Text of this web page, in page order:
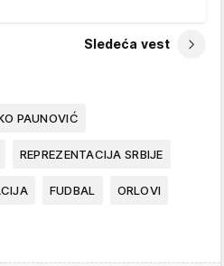
Sledeća vest
PAUNOVIĆ
REPREZENTACIJA SRBIJE
FUDBAL ORLOVI